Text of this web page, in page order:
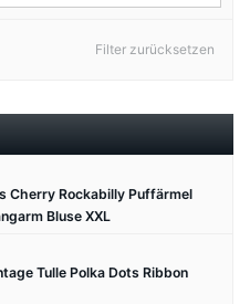
Filter zurücksetzen
Cherry Rockabilly Puffärmel
Bluse XXL
Tulle Polka Dots Ribbon